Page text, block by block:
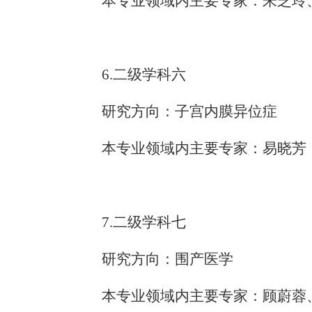
6.二级学科六
研究方向：子宫内膜异位症
本专业领域内主要专家：易晓芳
7.二级学科七
研究方向：围产医学
本专业领域内主要专家：顾蔚蓉